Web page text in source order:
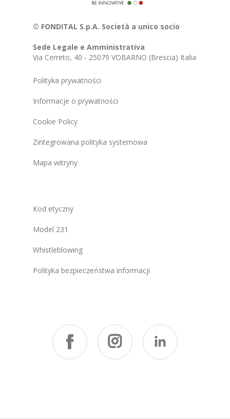
© FONDITAL S.p.A. Società a unico socio
Sede Legale e Amministrativa
Via Cerreto, 40 - 25079 VOBARNO (Brescia) Italia
Polityka prywatności
Informacje o prywatności
Cookie Policy
Zintegrowana polityka systemowa
Mapa witryny
Kod etyczny
Model 231
Whistleblowing
Polityka bezpieczeństwa informacji